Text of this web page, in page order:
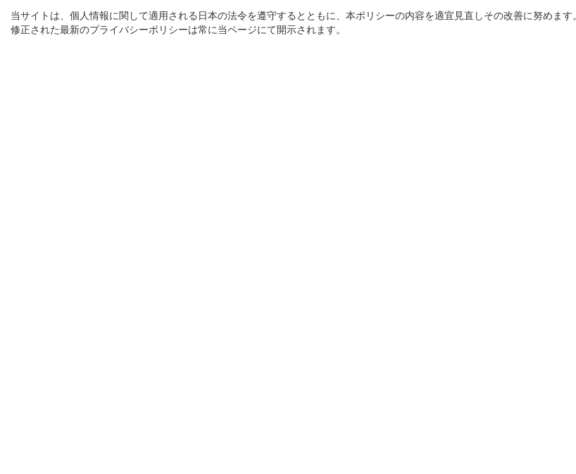
当サイトは、個人情報に関して適用される日本の法令を遵守するとともに、本ポリシーの内容を適宜見直しその改善に努めます。
修正された最新のプライバシーポリシーは常に当ページにて開示されます。